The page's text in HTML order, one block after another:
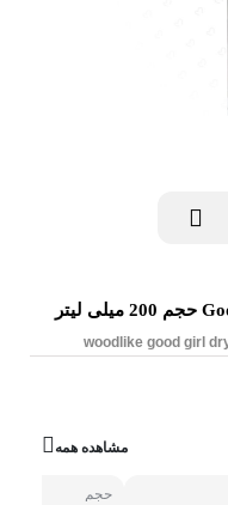
woodlike good girl
مشاهده همه
حجم